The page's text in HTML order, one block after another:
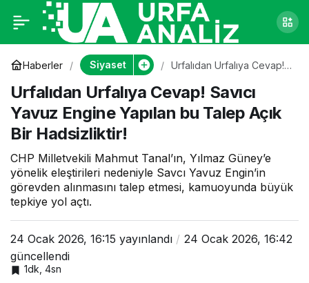
Haberler Siyaset
Urfalıdan Urfalıya Cevap!
Yapılan bu Talep Açık Bir
Hadsizliktir!
Urfalıdan Urfalıya Cevap! Savıcı
Yavuz Engine Yapılan bu Talep Açık
Bir Hadsizliktir!
CHP Milletvekili Mahmut Tanal’ın, Yılmaz Güney’e
yönelik eleştirileri nedeniyle Savcı Yavuz Engin’in
görevden alınmasını talep etmesi, kamuoyunda büyük
tepkiye yol açtı.
24 Ocak 2026, 16:15 yayınlandı
24 Ocak 2026, 16:42
güncellendi
1dk, 4sn
Urfalıdan Urfalıya
Cevap! Savıcı Yavuz
Engine Yapılan bu
Talep Açık Bir
Hadsizliktir!
0